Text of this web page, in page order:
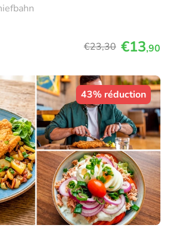
€23,30 €13,90
43% réduction